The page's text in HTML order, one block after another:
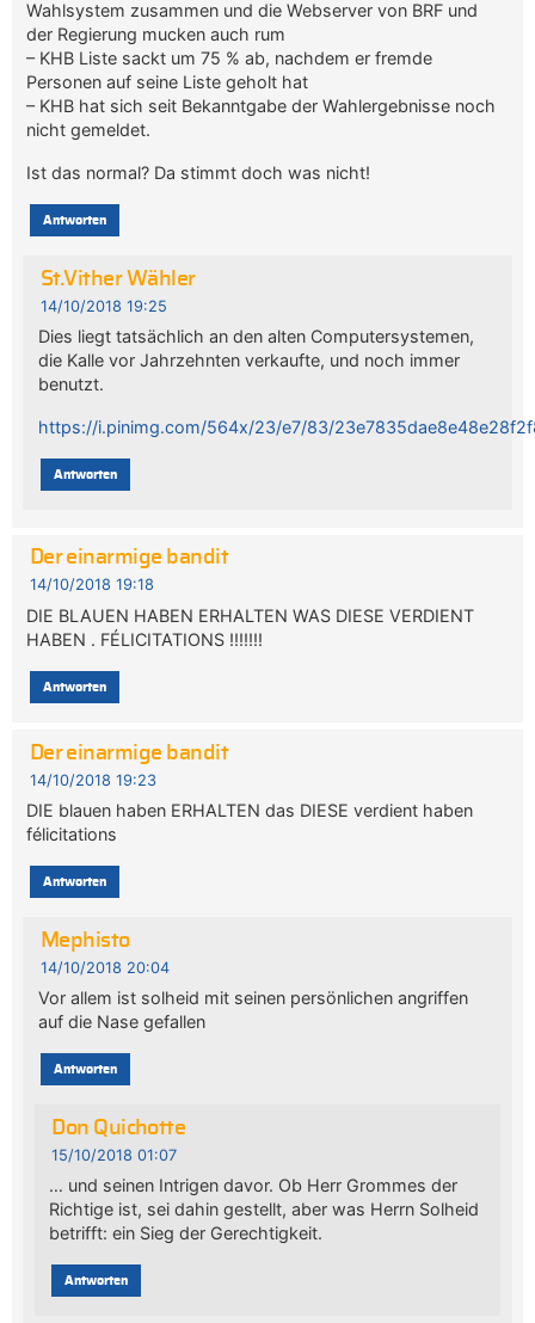
Wahlsystem zusammen und die Webserver von BRF und
der Regierung mucken auch rum
– KHB Liste sackt um 75 % ab, nachdem er fremde
Personen auf seine Liste geholt hat
– KHB hat sich seit Bekanntgabe der Wahlergebnisse noch
nicht gemeldet.
Ist das normal? Da stimmt doch was nicht!
Antworten
St.Vither Wähler
14/10/2018 19:25
Dies liegt tatsächlich an den alten Computersystemen,
die Kalle vor Jahrzehnten verkaufte, und noch immer
benutzt.
https://i.pinimg.com/564x/23/e7/83/
Antworten
Der einarmige bandit
14/10/2018 19:18
DIE BLAUEN HABEN ERHALTEN WAS DIESE VERDIENT
HABEN . FÉLICITATIONS !!!!!!!
Antworten
Der einarmige bandit
14/10/2018 19:23
DIE blauen haben ERHALTEN das DIESE verdient haben
félicitations
Antworten
Mephisto
14/10/2018 20:04
Vor allem ist solheid mit seinen persönlichen angriffen
auf die Nase gefallen
Antworten
Don Quichotte
15/10/2018 01:07
… und seinen Intrigen davor. Ob Herr Grommes der
Richtige ist, sei dahin gestellt, aber was Herrn Solheid
betrifft: ein Sieg der Gerechtigkeit.
Antworten